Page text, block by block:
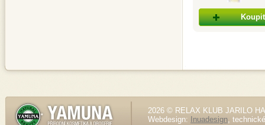
Koupit
2026 © RELAX KLUB JARILO
Webdesign:
Inuadesign,